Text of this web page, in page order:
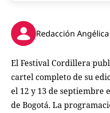
Redacción
El Festival Cordillera
cartel completo de su
el 12 y 13 de septiembre
de Bogotá. La